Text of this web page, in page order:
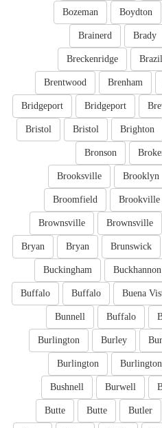
Boydton
Bozeman
Brady
Brainerd
Brazil
Breckenridge
Brenham
Brentwood
Bridgeport
Bridgeport
Brighton
Bristol
Bristol
Bronson
Brooklyn
Brooksville
Brookville
Broomfield
Brownsville
Brownsville
Brunswick
Bryan
Bryan
Buckhannon
Buckingham
Buena
Buffalo
Buffalo
Buffalo
Bunnell
Burley
Burlington
Burlington
Burlington
Burwell
Bushnell
Butler
Butte
Butte